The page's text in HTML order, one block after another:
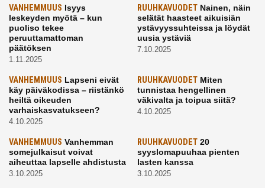
VANHEMMUUS Isyys
leskeyden myötä – kun
puoliso tekee
peruuttamattoman
päätöksen
1.11.2025
RUUHKAVUODETNainen, näin
selätät haasteet aikuisiän
ystävyyssuhteissa ja löydät
uusia ystäviä
7.10.2025
VANHEMMUUS Lapseni eivät
käy päiväkodissa – riistänkö
heiltä oikeuden
varhaiskasvatukseen?
4.10.2025
RUUHKAVUODETMiten
tunnistaa hengellinen
väkivalta ja toipua siitä?
4.10.2025
VANHEMMUUS Vanhemman
somejulkaisut voivat
aiheuttaa lapselle ahdistusta
3.10.2025
RUUHKAVUODET20
syyslomapuuhaa pienten
lasten kanssa
3.10.2025